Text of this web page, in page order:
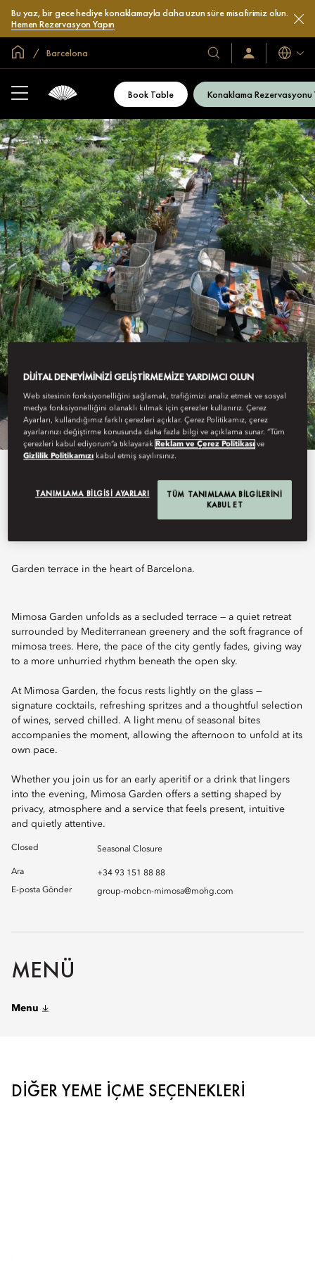
Bu yaz, bir gece hediye konaklamayla daha uzun süre misafirimiz olun.
Hemen Rezervasyon Yapın
Global Ana Sayfa
Barcelona
Otel
ve
Oturum
Açın
Katılın
Diller
Book Table Konaklama Rezervasyonu
MIMOSA GARDEN
Garden terrace in the heart of Barcelona.
Mimosa Garden unfolds as a secluded terrace — a quiet retreat
surrounded by Mediterranean greenery and the soft fragrance of
mimosa trees. Here, the pace of the city gently fades, giving way
to a more unhurried rhythm beneath the open sky.
At Mimosa Garden, the focus rests lightly on the glass —
signature cocktails, refreshing spritzes and a thoughtful selection
of wines, served chilled. A light menu of seasonal bites
accompanies the moment, allowing the afternoon to unfold at its
own pace.
Whether you join us for an early aperitif or a drink that lingers
into the evening, Mimosa Garden offers a setting shaped by
privacy, atmosphere and a service that feels present, intuitive
and quietly attentive.
Closed Seasonal Closure
Ara
+34 93 151 88 88
E-posta Gönder
group-mobcn-mimosa@mohg.com
MENÜ
Menu
DIĞER YEME İÇME SEÇENEKLERI
DIJITAL DENEYIMINIZI GELIŞTIRMEMIZE YARDIMCI OLUN
Web sitesinin fonksiyonelliğini sağlamak, trafiğimizi analiz etmek ve sosyal
medya fonksiyonelliğini olanaklı kılmak için çerezler kullanırız. Çerez
Ayarları, kullandığımız farklı çerezleri açıklar. Çerez Politikamız, çerez
ayarlarınızı değiştirme konusunda daha fazla bilgi ve açıklama sunar. “Tüm
çerezleri kabul ediyorum”a tıklayarak Reklam ve Çerez Politikası ve
Gizlilik Politikamızı kabul etmiş sayılırsınız.
TANIMLAMA BILGISI AYARLARI
TÜM TANIMLAMA BILGILERINI
KABUL ET